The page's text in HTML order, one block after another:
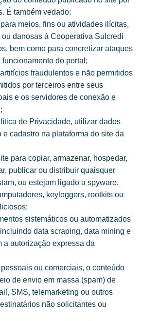
É também vedado:
meios, fins ou atividades ilícitas,
danosas à Cooperativa Sulcredi
bem como para concretizar ataques
do portal;
fraudulentos e não permitidos
por terceiros entre seus
e os servidores de conexão e
de Privacidade, utilizar dados
e cadastro na plataforma do site da
para copiar, armazenar, hospedar,
publicar ou distribuir quaisquer
ou estejam ligado a spyware,
keyloggers, rootkits ou
sistemáticos ou automatizados
data scraping, data mining e
a autorização expressa da
ou comerciais, o conteúdo
de envio em massa (spam) de
SMS, telemarketing ou outros
não solicitantes ou